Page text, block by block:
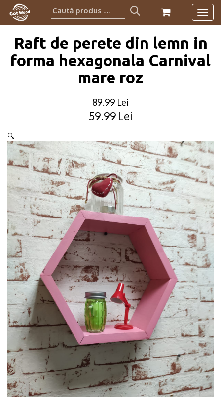
Caută
produs:
Raft de perete din lemn in
forma hexagonala Carnival
mare roz
89.99 Lei
Original
was:
89.99lei.
59.99 Lei
Current
is:
59.99lei.
🔍